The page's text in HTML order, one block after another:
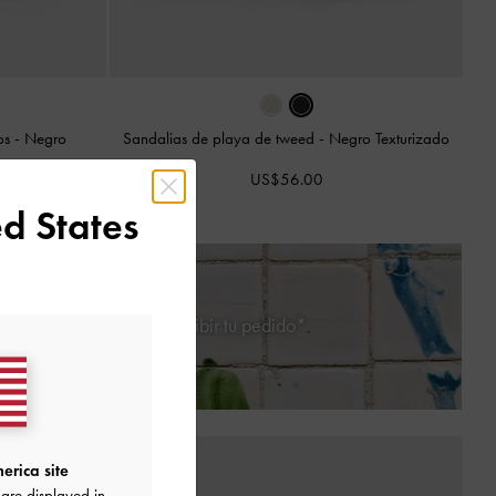
- Negro Sandalias de playa de tweed - Negro Texturizado
US$56.00
30 días después de recibir tu pedido*
States
site